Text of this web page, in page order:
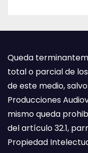
Queda
total o parcial de
de este medio,
Producciones
mismo queda
del artículo 32.1,
Propiedad